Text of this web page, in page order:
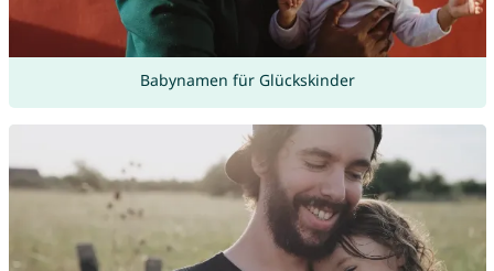
Babynamen für Glückskinder